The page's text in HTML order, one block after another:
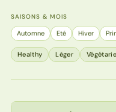
SAISONS & MOIS
Automne Eté Hiver
Healthy Léger